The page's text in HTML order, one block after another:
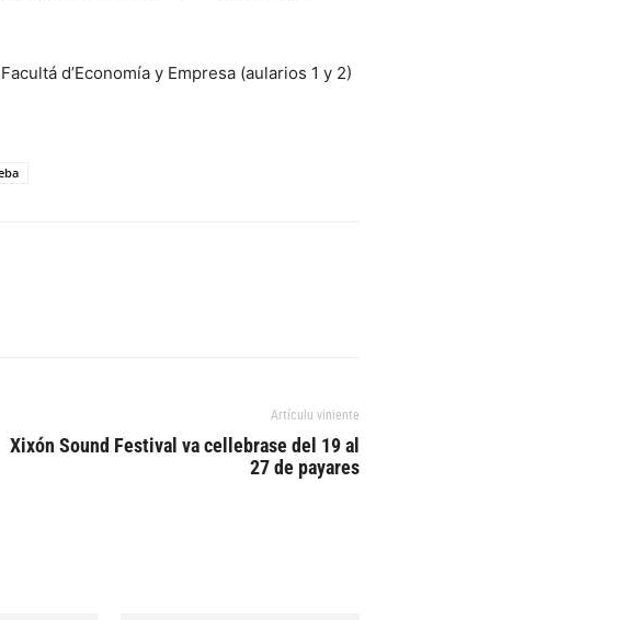
d’Economía y Empresa (aularios 1 y 2)
Artículu viniente
Xixón Sound Festival va cellebrase del 19 al
27 de payares